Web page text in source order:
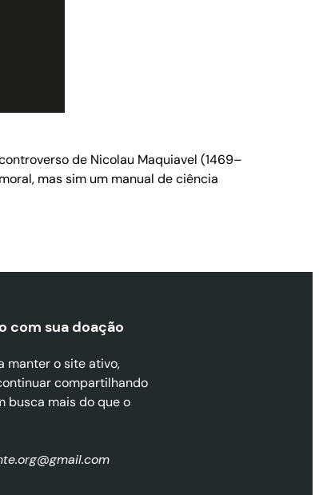
de Nicolau Maquiavel (1469–
mas sim um manual de ciência
com sua doação
manter o site ativo,
compartilhando
busca mais do que o